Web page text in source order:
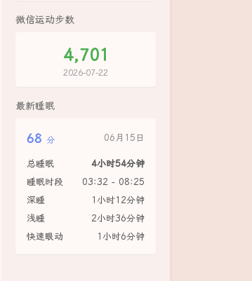
等)
微信运动步数
4,701
2026-07-22
最新睡眠
68 分 06月15日
总睡眠
4小时54分钟
睡眠时段
03:32 - 08:25
深睡
1小时12分钟
浅睡
2小时36分钟
快速眼动
1小时6分钟